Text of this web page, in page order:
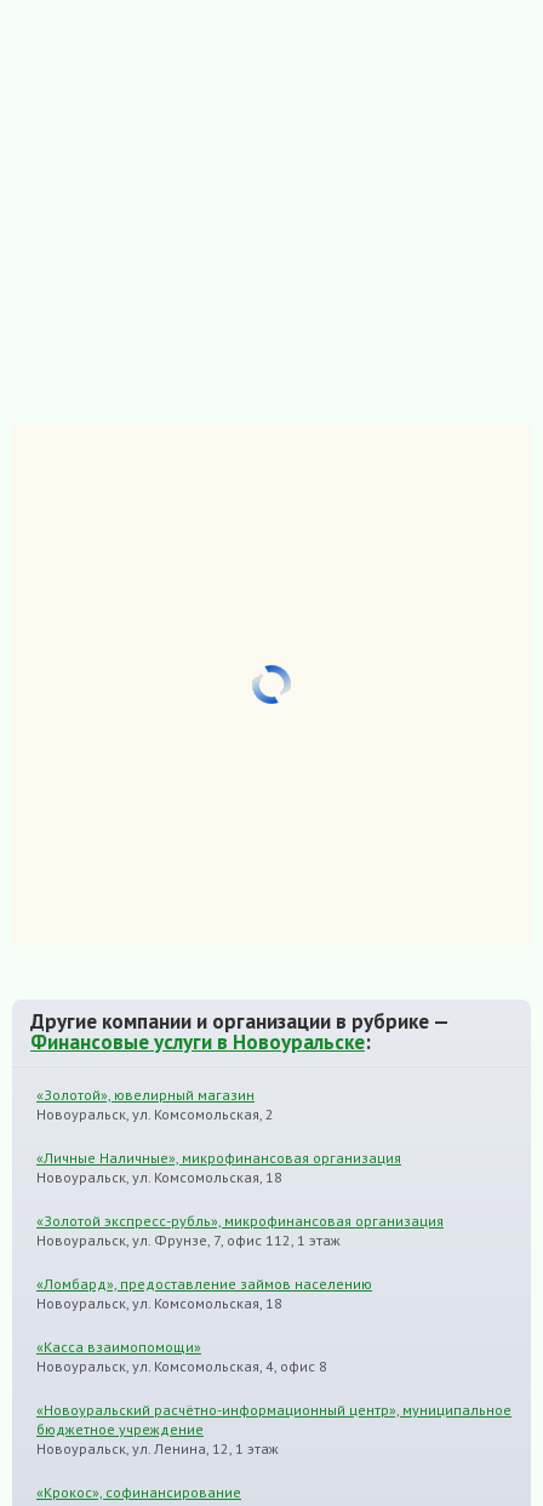
Другие компании и организации в рубрике —
Финансовые услуги в Новоуральске:
«Золотой», ювелирный магазин
Новоуральск, ул. Комсомольская, 2
«Личные Наличные», микрофинансовая организация
Новоуральск, ул. Комсомольская, 18
«Золотой экспресс-рубль», микрофинансовая организация
Новоуральск, ул. Фрунзе, 7, офис 112, 1 этаж
«Ломбард», предоставление займов населению
Новоуральск, ул. Комсомольская, 18
«Касса взаимопомощи»
Новоуральск, ул. Комсомольская, 4, офис 8
«Новоуральский расчётно-информационный центр», муниципальное
бюджетное учреждение
Новоуральск, ул. Ленина, 12, 1 этаж
«Крокос», софинансирование